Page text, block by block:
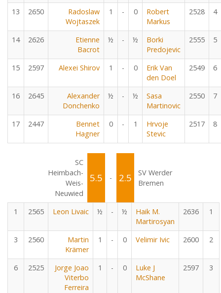
13 2650
Radoslaw
Wojtaszek
1 - 0
Robert
Markus
2528 4
14 2626
Etienne
Bacrot
½ - ½
Borki
Predojevic
2555 5
15 2597 Alexei Shirov 1 - 0
Erik Van
den Doel
2549 6
16 2645
Alexander
Donchenko
½ - ½
Sasa
Martinovic
2550 7
17 2447
Bennet
Hagner
0 - 1
Hrvoje
Stevic
2517 8
SC
Heimbach-
Weis-
Neuwied
5.5 - 2.5
SV Werder
Bremen
1 2565 Leon Livaic ½ - ½
Haik M.
Martirosyan
2636 1
3 2560
Martin
Krämer
1 - 0 Velimir Ivic 2600 2
6 2525
Jorge Joao
Viterbo
Ferreira
1 - 0
Luke J
McShane
2597 3